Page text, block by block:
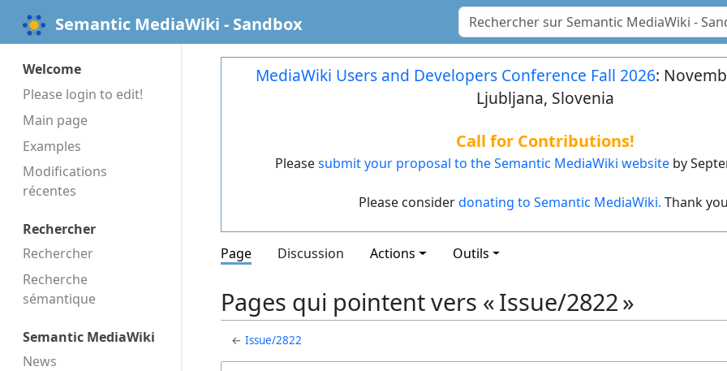
Semantic MediaWiki - Sandbox
Welcome
Please login to edit!
Main page
Examples
Modifications
récentes
Rechercher
Rechercher
Recherche
sémantique
Semantic MediaWiki
News
MediaWiki Users and Developers Conference Fall 2026:
Ljubljana, Slovenia
Call for Contributions!
Pleasesubmit your proposal to the Semantic MediaWiki websiteby
Please considerdonating to Semantic MediaWiki. Thank
Page Discussion Actions Outils
Pages qui pointent vers « Issue/2822 »
←Issue/2822